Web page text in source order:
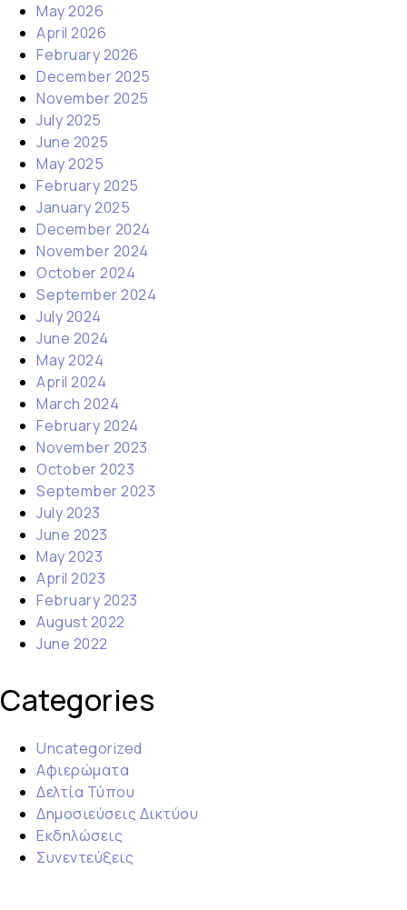
May 2026
April 2026
February 2026
December 2025
November 2025
July 2025
June 2025
May 2025
February 2025
January 2025
December 2024
November 2024
October 2024
September 2024
July 2024
June 2024
May 2024
April 2024
March 2024
February 2024
November 2023
October 2023
September 2023
July 2023
June 2023
May 2023
April 2023
February 2023
August 2022
June 2022
Categories
Uncategorized
Αφιερώματα
Δελτία Τύπου
Δημοσιεύσεις Δικτύου
Εκδηλώσεις
Συνεντεύξεις